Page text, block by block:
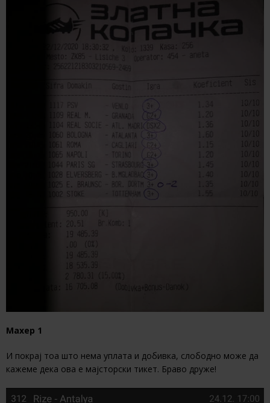
Махер 1
И покрај тоа што нема уплата и добивка, слободно може да
кажеме дека ова е мајсторски тикет. Браво друже!